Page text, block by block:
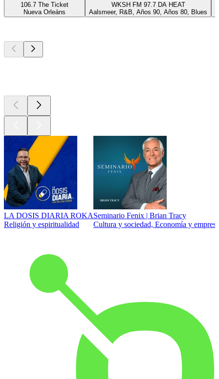
106.7 The Ticket
Nueva Orleáns
WKSH FM 97.7 DA HEAT
Aalsmeer, R&B, Años 90, Años 80, Blues
LA DOSIS DIARIA ROKA
Religión y espiritualidad
Seminario Fenix | Brian Tracy
Cultura y sociedad, Economía y